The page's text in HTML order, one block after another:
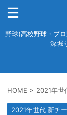
野球(高校野球・プ
深堀
HOME > 2021年世
2021年世代 新チ